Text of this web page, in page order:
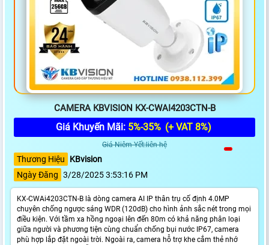
CAMERA KBVISION KX-CWAI4203CTN-B
Giá Khuyến Mãi: 5%-35% (+ VAT 8%)
Giá Niêm Yết:liên hệ
Thương Hiệu
KBvision
Ngày Đăng 3/28/2025 3:53:16 PM
KX-CWAi4203CTN-B là dòng camera AI IP thân trụ cố định 4.0MP
chuyên chống ngược sáng WDR (120dB) cho hình ảnh sắc nét trong mọi
điều kiện. Với tầm xa hồng ngoại lên đến 80m có khả năng phân loại
giữa người và phương tiện cùng chuẩn chống bụi nước IP67, camera
phù hợp lắp đặt ngoài trời. Ngoài ra, camera hỗ trợ khe cắm thẻ nhớ